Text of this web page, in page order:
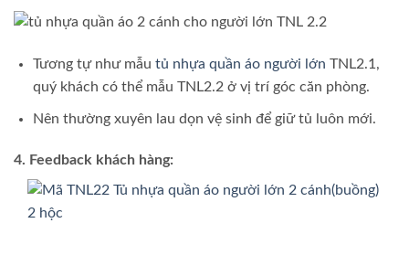
Tương tự như mẫu tủ nhựa quần áo người lớn TNL2.1,
quý khách có thể mẫu TNL2.2 ở vị trí góc căn phòng.
Nên thường xuyên lau dọn vệ sinh để giữ tủ luôn mới.
4. Feedback khách hàng: